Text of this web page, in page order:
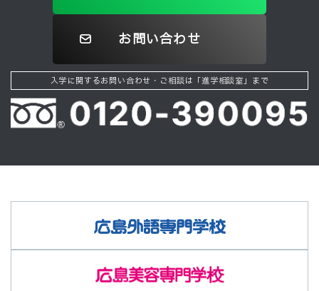
お問い合わせ
入学に関するお問い合わせ・ご相談は「進学相談室」まで